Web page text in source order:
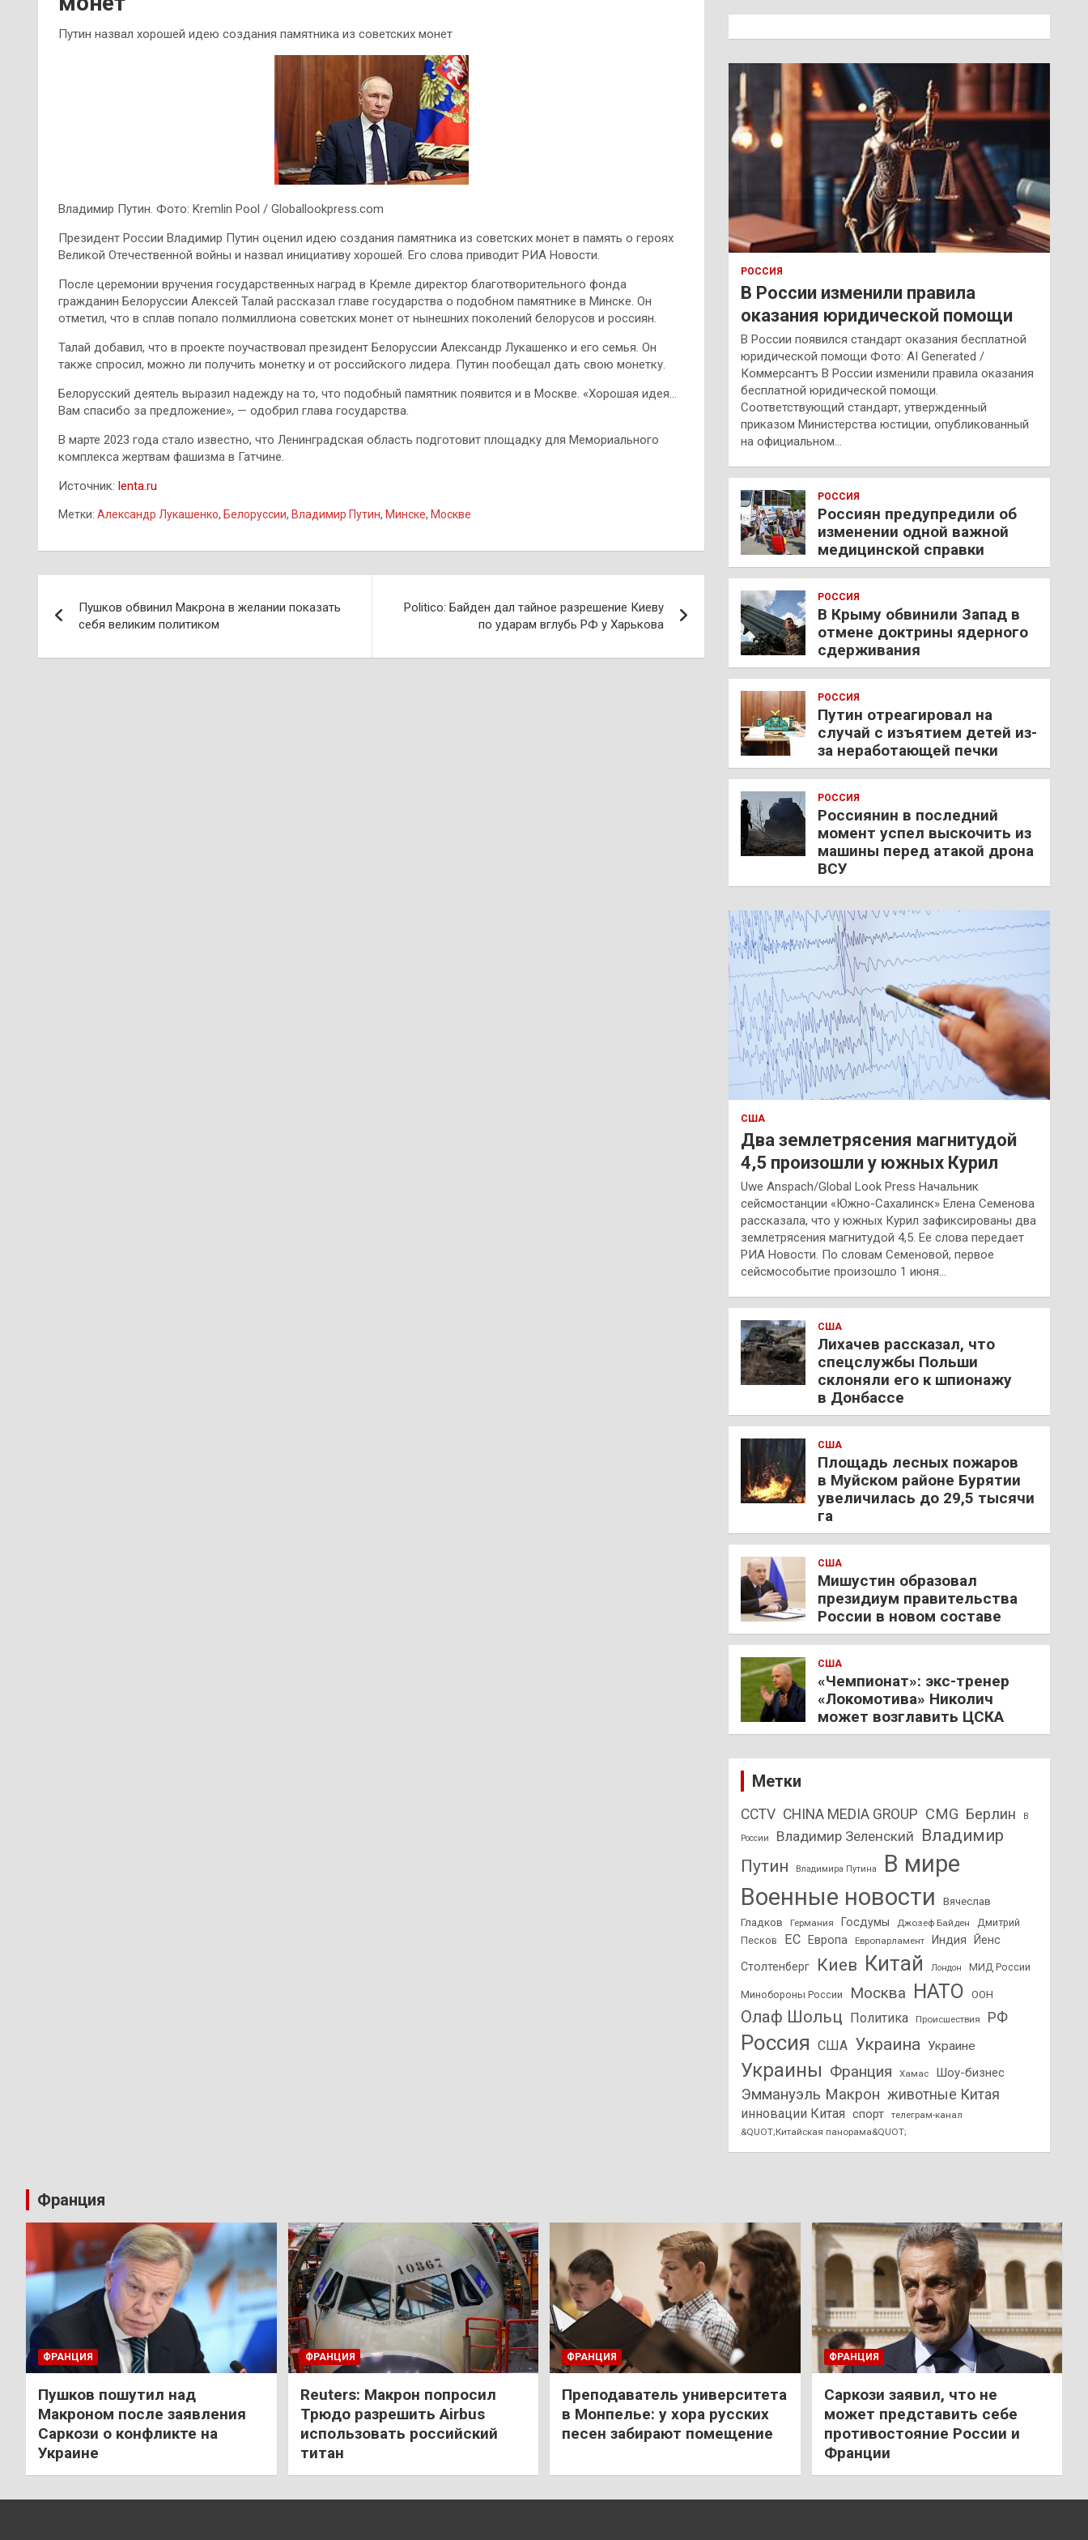
Путин назвал хорошей идею создания памятника из советских монет
Владимир Путин. Фото: Kremlin Pool / Globallookpress.com
Президент России Владимир Путин оценил идею создания памятника из советских монет в память о героях
Великой Отечественной войны и назвал инициативу хорошей. Его слова приводит РИА Новости.
После церемонии вручения государственных наград в Кремле директор благотворительного фонда
гражданин Белоруссии Алексей Талай рассказал главе государства о подобном памятнике в Минске. Он
отметил, что в сплав попало полмиллиона советских монет от нынешних поколений белорусов и россиян.
Талай добавил, что в проекте поучаствовал президент Белоруссии Александр Лукашенко и его семья. Он
также спросил, можно ли получить монетку и от российского лидера. Путин пообещал дать свою монетку.
Белорусский деятель выразил надежду на то, что подобный памятник появится и в Москве. «Хорошая идея…
Вам спасибо за предложение», — одобрил глава государства.
В марте 2023 года стало известно, что Ленинградская область подготовит площадку для Мемориального
комплекса жертвам фашизма в Гатчине.
Источник: lenta.ru
Метки: Александр Лукашенко, Белоруссии, Владимир Путин, Минске, Москве
по
записям
Пушков обвинил Макрона в желании показать
себя великим политиком
Politico: Байден дал тайное разрешение Киеву
по ударам вглубь РФ у Харькова
к
РОССИЯ
В России изменили правила
оказания юридической помощи
В России появился стандарт оказания бесплатной
юридической помощи Фото: AI Generated /
Коммерсантъ В России изменили правила оказания
бесплатной юридической помощи.
Соответствующий стандарт, утвержденный
приказом Министерства юстиции, опубликованный
на официальном…
РОССИЯ
Россиян предупредили об
изменении одной важной
медицинской справки
РОССИЯ
В Крыму обвинили Запад в
отмене доктрины ядерного
сдерживания
РОССИЯ
Путин отреагировал на
случай с изъятием детей из-
за неработающей печки
РОССИЯ
Россиянин в последний
момент успел выскочить из
машины перед атакой дрона
ВСУ
США
Два землетрясения магнитудой
4,5 произошли у южных Курил
Uwe Anspach/Global Look Press Начальник
сейсмостанции «Южно-Сахалинск» Елена Семенова
рассказала, что у южных Курил зафиксированы два
землетрясения магнитудой 4,5. Ее слова передает
РИА Новости. По словам Семеновой, первое
сейсмособытие произошло 1 июня…
США
Лихачев рассказал, что
спецслужбы Польши
склоняли его к шпионажу
в Донбассе
США
Площадь лесных пожаров
в Муйском районе Бурятии
увеличилась до 29,5 тысячи
га
США
Мишустин образовал
президиум правительства
России в новом составе
США
«Чемпионат»: экс-тренер
«Локомотива» Николич
может возглавить ЦСКА
Метки
CCTV CHINA MEDIA GROUP CMG Берлин В
России Владимир Зеленский Владимир
Путин
Владимира Путина
В мире
Военные новости
Вячеслав
Гладков
Германия Госдумы Джозеф Байден
Дмитрий
Песков
ЕС Европа Европарламент Индия Йенс
Столтенберг Киев Китай Лондон МИД России
Минобороны России Москва НАТО ООН
Олаф Шольц Политика Происшествия РФ
Россия США Украина Украине
Украины Франция Хамас Шоу-бизнес
Эммануэль Макрон животные Китая
инновации Китая спорт
телеграм-канал
&QUOT;Китайская панорама&QUOT;
Франция
ФРАНЦИЯ
Пушков пошутил над
Макроном после заявления
Саркози о конфликте на
Украине
ФРАНЦИЯ
Reuters: Макрон попросил
Трюдо разрешить Airbus
использовать российский
титан
ФРАНЦИЯ
Преподаватель университета
в Монпелье: у хора русских
песен забирают помещение
ФРАНЦИЯ
Саркози заявил, что не
может представить себе
противостояние России и
Франции